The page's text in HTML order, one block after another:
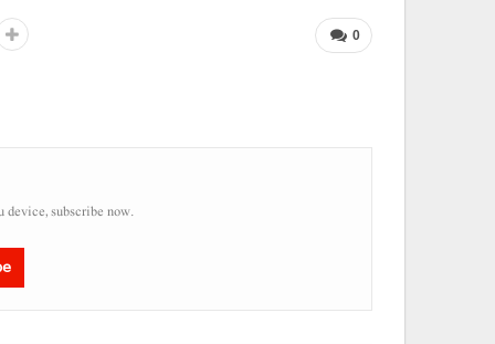
0
subscribe now.